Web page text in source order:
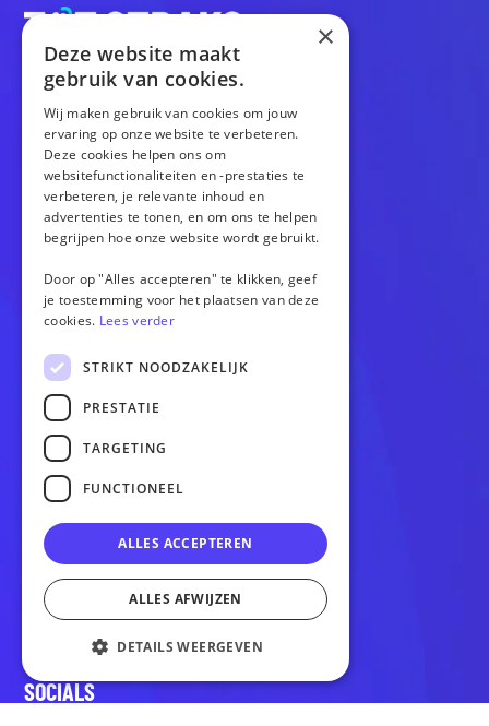
CONTACT
info@totstraksonline.nl
024 23 40 111
Kerkenbos 1039
6546BB Nijmegen
OPTIES
Webshop
Versnellen
Gratis homepagina
OVERIG
Cases
Over ons
Blogs
Contact
SOCIALS
×
Deze website maakt
gebruik van cookies.
Wij maken gebruik van cookies om jouw
ervaring op onze website te verbeteren.
Deze cookies helpen ons om
websitefunctionaliteiten en -prestaties te
verbeteren, je relevante inhoud en
advertenties te tonen, en om ons te helpen
begrijpen hoe onze website wordt gebruikt.
Door op "Alles accepteren" te klikken, geef
je toestemming voor het plaatsen van deze
cookies. Lees verder
STRIKT NOODZAKELIJK
PRESTATIE
TARGETING
FUNCTIONEEL
ALLES ACCEPTEREN
ALLES AFWIJZEN
DETAILS WEERGEVEN